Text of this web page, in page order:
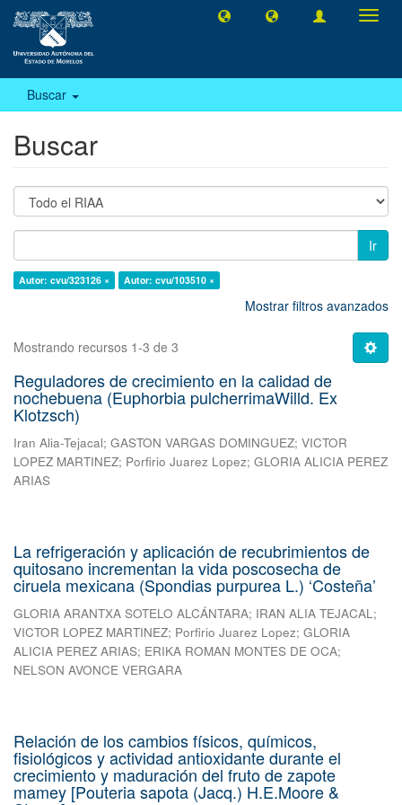
Buscar
Buscar
Ir
Autor: cvu/323126 × Autor: cvu/103510 ×
Mostrar filtros avanzados
Mostrando recursos 1-3 de 3
Reguladores de crecimiento en la calidad de
nochebuena (Euphorbia pulcherrimaWilld. Ex
Klotzsch)
Iran Alia-Tejacal; GASTON VARGAS DOMINGUEZ; VICTOR
LOPEZ MARTINEZ; Porfirio Juarez Lopez; GLORIA ALICIA PEREZ
ARIAS
La refrigeración y aplicación de recubrimientos de
quitosano incrementan la vida poscosecha de
ciruela mexicana (Spondias purpurea L.) ‘Costeña’
GLORIA ARANTXA SOTELO ALCÁNTARA; IRAN ALIA TEJACAL;
VICTOR LOPEZ MARTINEZ; Porfirio Juarez Lopez; GLORIA
ALICIA PEREZ ARIAS; ERIKA ROMAN MONTES DE OCA;
NELSON AVONCE VERGARA
Relación de los cambios físicos, químicos,
fisiológicos y actividad antioxidante durante el
crecimiento y maduración del fruto de zapote
mamey [Pouteria sapota (Jacq.) H.E.Moore &